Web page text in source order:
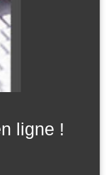
ligne !